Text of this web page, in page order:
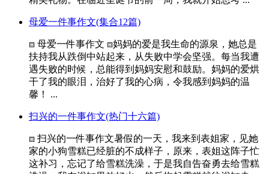
母爱一件事作文(集合12篇)
⧈ 母爱一件事作文 ⧈妈妈的爱是我生命的源泉，她总是
扶持我从跌倒中站起来，从失败中学会坚强。每当我遭
遇失败的时候，总能得到妈妈安慰和鼓励。妈妈的爱烘
干了我的眼泪，治好了我的心病，令我感到妈妈的温
馨！ ...
扫兴的一件事作文(热门十六篇)
⧈ 扫兴的一件事作文暑假的一天，我来到表姐家，见她
家的小狗雪糕已经脏的不成样子，原来，表姐这阵子忙
这补习，忘记了给雪糕洗澡，于是我自告奋勇去给雪糕